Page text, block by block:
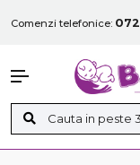
Comenzi telefonice: